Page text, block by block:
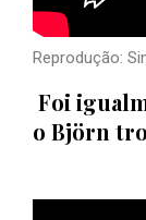
Reprodução:
Foi
o Björn